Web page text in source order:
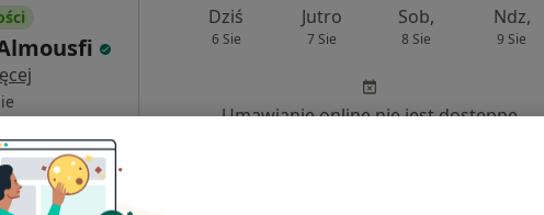
Mapa
Dziś
6 Sie
Jutro
7 Sie
Sob,
8 Sie
Ndz,
9 Sie
Umawianie online nie jest dostępne